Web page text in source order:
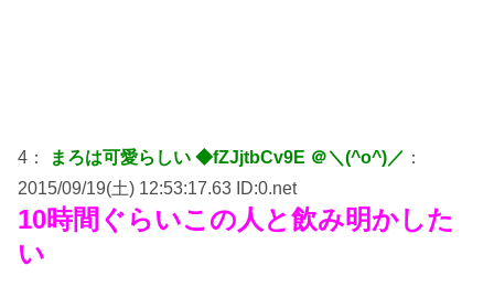
4： まろは可愛らしい ◆fZJjtbCv9E ＠＼(^o^)／ ：
2015/09/19(土) 12:53:17.63 ID:0.net
10時間ぐらいこの人と飲み明かした
い